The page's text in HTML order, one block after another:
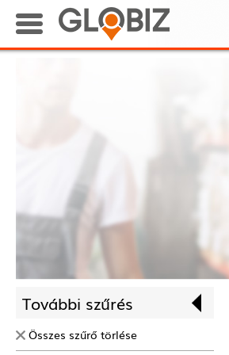
További szűrés
Összes szűrő törlése